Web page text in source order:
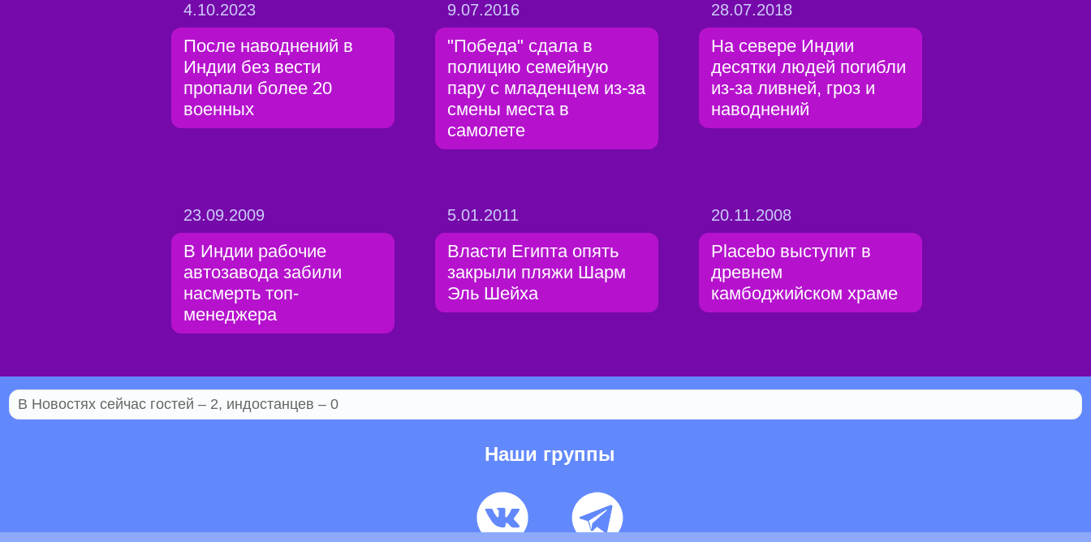
4.10.2023
После наводнений в
Индии без вести
пропали более 20
военных
9.07.2016
"Победа" сдала в
полицию семейную
пару с младенцем из-за
смены места в
самолете
28.07.2018
На севере Индии
десятки людей погибли
из-за ливней, гроз и
наводнений
23.09.2009
В Индии рабочие
автозавода забили
насмерть топ-
менеджера
5.01.2011
Власти Египта опять
закрыли пляжи Шарм
Эль Шейха
20.11.2008
Placebo выступит в
древнем
камбоджийском храме
В Новостях сейчас гостей – 2, индостанцев – 0
Наши группы